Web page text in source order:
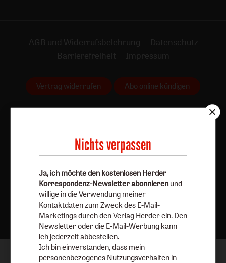
AGB und Widerrufsbelehrung
Datenschutz
Barrierefreiheit
Impressum
Vertrag widerrufen Abo online kündigen
Nach oben
Nichts verpassen
Ja, ich möchte den kostenlosen Herder
Korrespondenz-Newsletter abonnieren und
willige in die Verwendung meiner
Kontaktdaten zum Zweck des E-Mail-
Marketings durch den Verlag Herder ein. Den
Newsletter oder die E-Mail-Werbung kann
ich jederzeit abbestellen.
Ich bin einverstanden, dass mein
personenbezogenes Nutzungsverhalten in